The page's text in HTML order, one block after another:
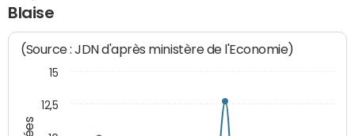
Blaise
(Source : JDN d'après ministère de l'Economie)
12,5
15